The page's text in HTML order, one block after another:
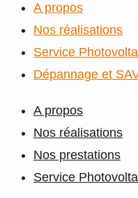
A propos
Nos réalisations
Service
Dépannage et
A propos
Nos réalisations
Nos prestations
Service